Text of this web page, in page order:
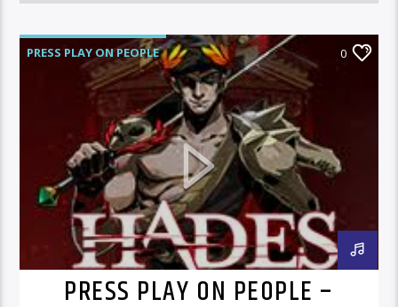
PRESS PLAY ON PEOPLE 0
PRESS PLAY ON PEOPLE –